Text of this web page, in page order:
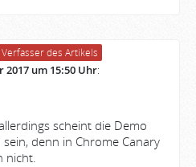
Verfasser des Artikels
2017 um 15:50 Uhr:
scheint die Demo
denn in Chrome Canary
nicht.